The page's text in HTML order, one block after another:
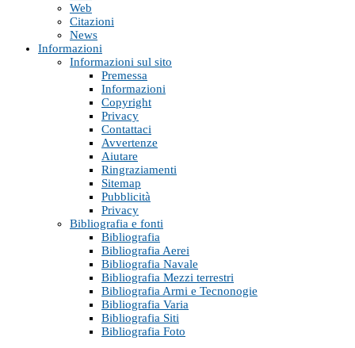
Web
Citazioni
News
Informazioni
Informazioni sul sito
Premessa
Informazioni
Copyright
Privacy
Contattaci
Avvertenze
Aiutare
Ringraziamenti
Sitemap
Pubblicità
Privacy
Bibliografia e fonti
Bibliografia
Bibliografia Aerei
Bibliografia Navale
Bibliografia Mezzi terrestri
Bibliografia Armi e Tecnonogie
Bibliografia Varia
Bibliografia Siti
Bibliografia Foto